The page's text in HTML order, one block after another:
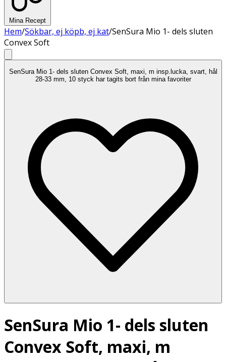
Mina Recept
Hem/Sökbar, ej köpb, ej kat/SenSura Mio 1- dels sluten
Convex Soft
SenSura Mio 1- dels sluten Convex Soft, maxi, m insp.lucka, svart, hål
28-33 mm, 10 styck har tagits bort från mina favoriter
SenSura Mio 1- dels sluten
Convex Soft, maxi, m